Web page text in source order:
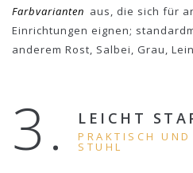
Farbvarianten aus, die sich für
Einrichtungen eignen;
anderem Rost, Salbei, Grau,
3. LEICHT
PRAKTISCH
STUHL